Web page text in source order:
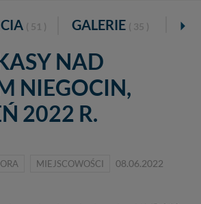
( 51 ) GALERIE ( 35 ) VR
NAD
NIEGOCIN,
2022 R.
MIEJSCOWOŚCI
08.06.2022